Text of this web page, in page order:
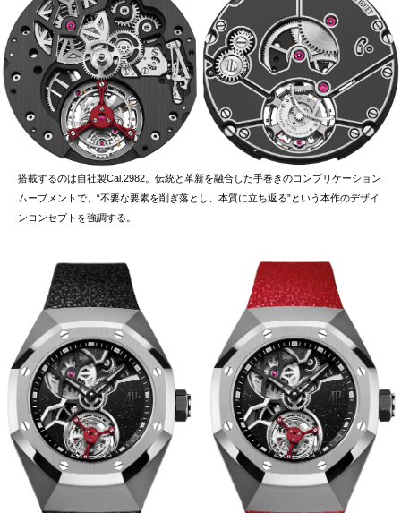
搭載するのは自社製Cal.2982。伝統と革新を融合した手巻きのコンプリケーション
ムーブメントで、“不要な要素を削ぎ落とし、本質に立ち返る”という本作のデザイ
ンコンセプトを強調する。